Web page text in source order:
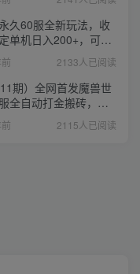
久60服全新玩法，收
单机日入200+，可以
阵操作。
2133人已阅读
期）全网首发魔兽世
全自动打金搬砖，日
，简单好操作，保
学
2115人已阅读